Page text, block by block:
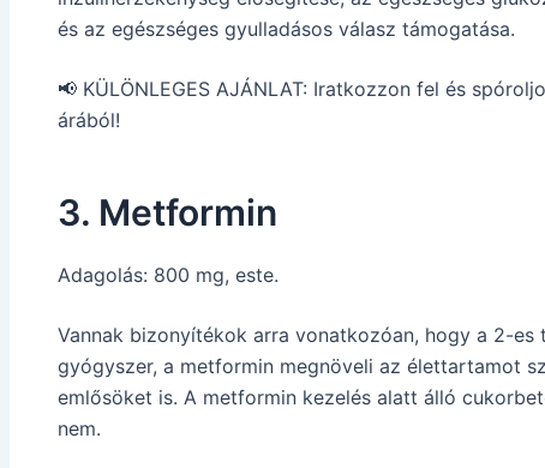
és az egészséges gyulladásos válasz támogatása.
📢 KÜLÖNLEGES AJÁNLAT: Iratkozzon fel és
árából!
3. Metformin
Adagolás: 800 mg, este.
Vannak bizonyítékok arra vonatkozóan, hogy a 2-es
gyógyszer, a metformin megnöveli az élettartamot
emlősöket is. A metformin kezelés alatt álló
nem.